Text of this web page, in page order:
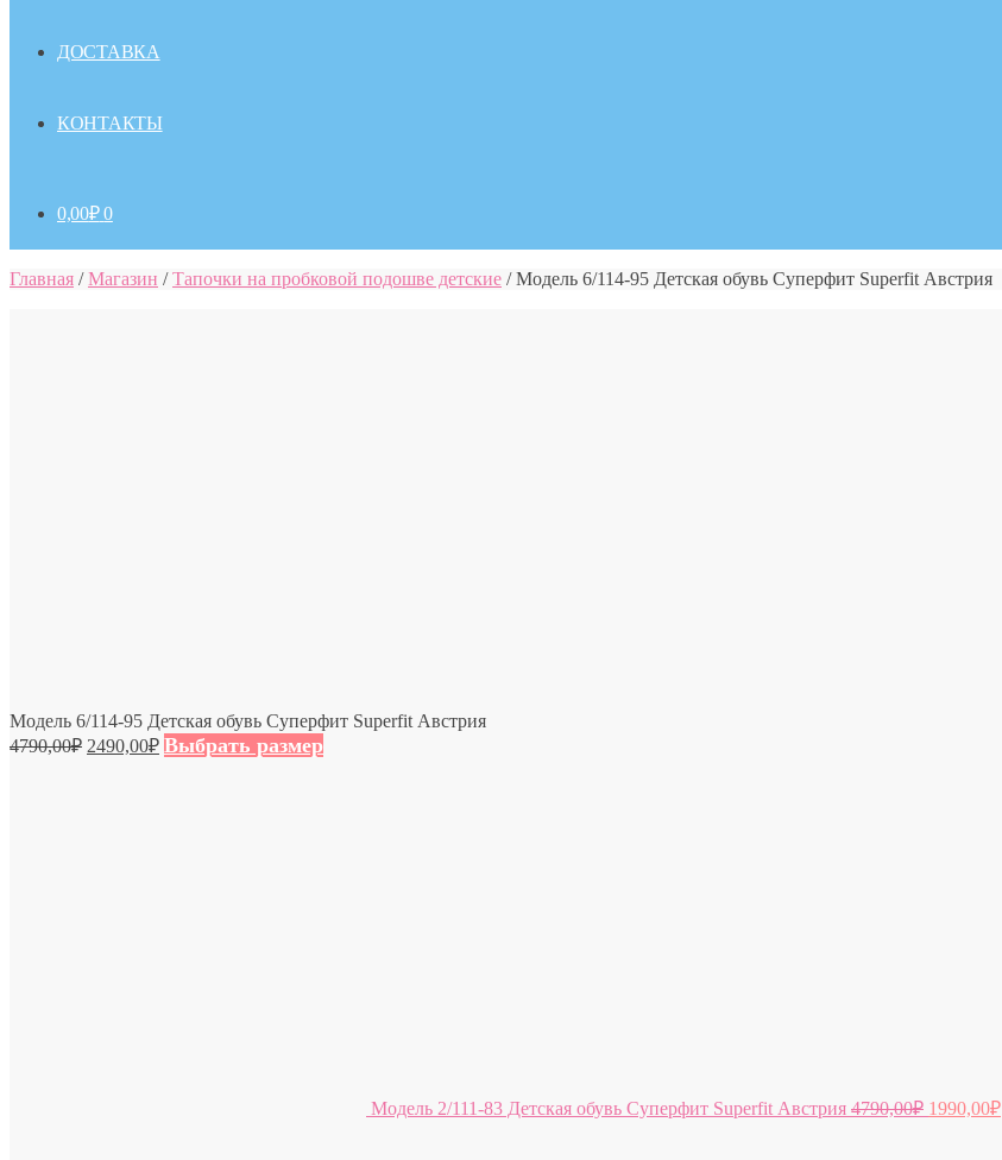
ДОСТАВКА
КОНТАКТЫ
0,00₽ 0
Главная /Магазин /Тапочки на пробковой подошве детские /Модель 6/114-95 Детская обувь Суперфит Superfit Австрия
Модель 6/114-95 Детская обувь Суперфит Superfit Австрия
4790,00₽ 2490,00₽ Выбрать размер
Модель 2/111-83 Детская обувь Суперфит Superfit Австрия 4790,00₽ 1990,00₽